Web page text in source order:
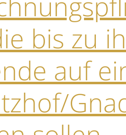
bis zu
auf